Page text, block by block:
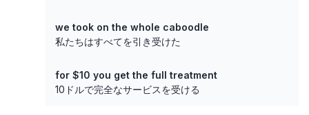
we took on the whole caboodle
私たちはすべてを引き受けた
for $10 you get the full treatment
10ドルで完全なサービスを受ける